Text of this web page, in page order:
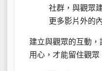
社群，與觀眾
更多影片外的
建立與觀眾的互動
用心，才能留住觀眾